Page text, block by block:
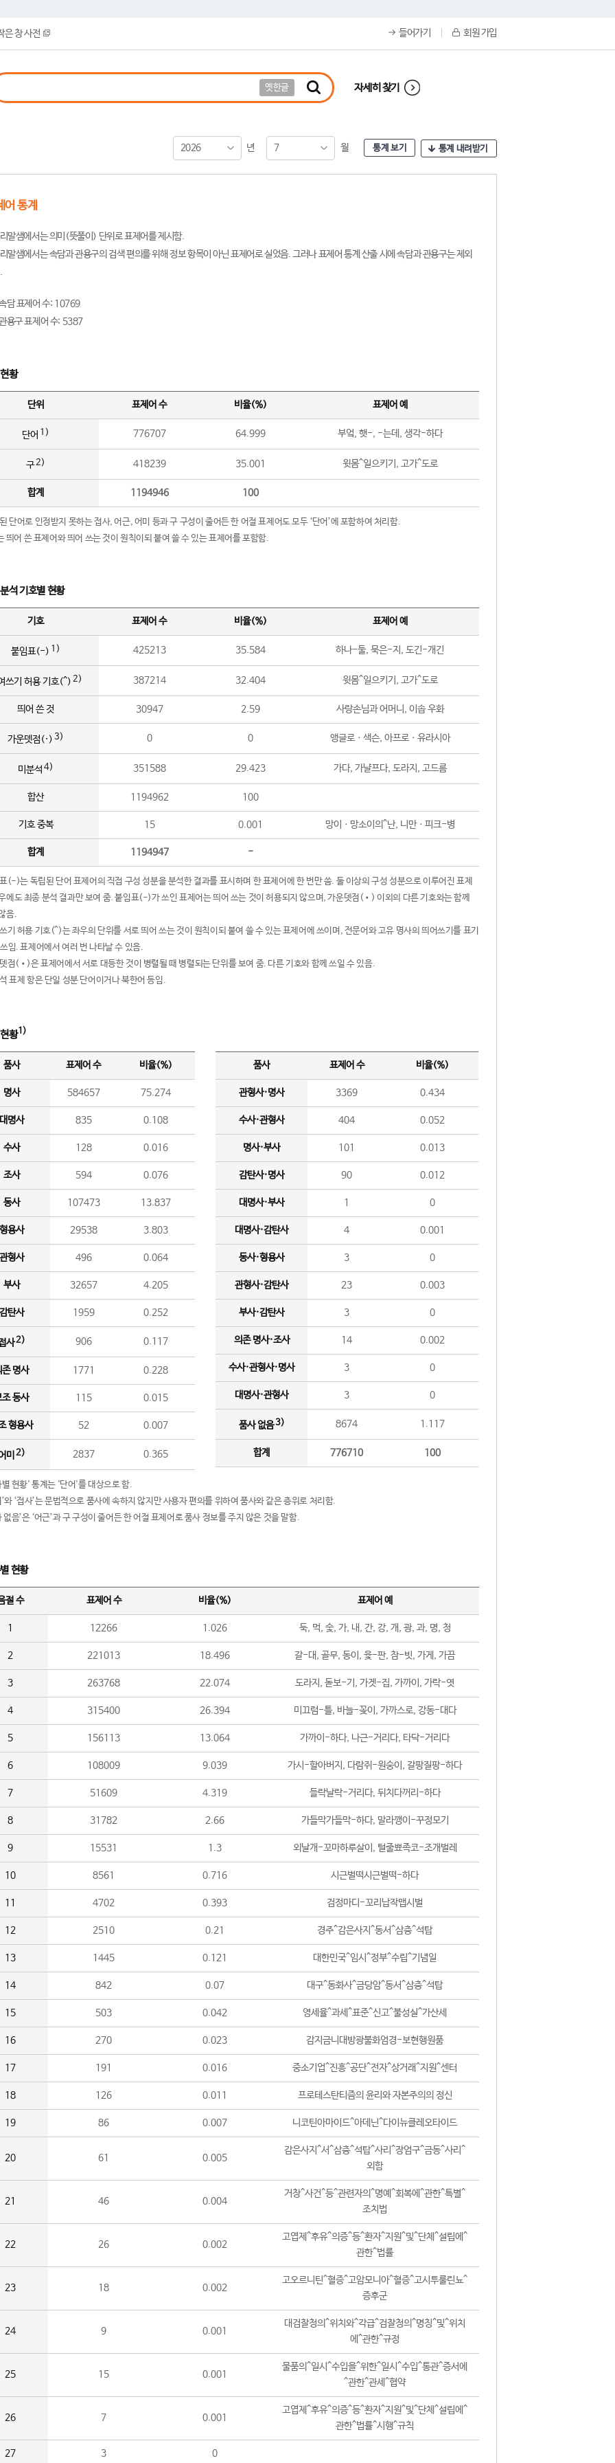
은 창 사전 들어가기 회원 가입
옛한글 자세히 찾기
2026 년 7 월 통계 보기 통계 내려받기
어 통계
말샘에서는 의미(뜻풀이) 단위로 표제어를 제시함.
말샘에서는 속담과 관용구의 검색 편의를 위해 정보 항목이 아닌 표제어로 실었음. 그러나 표제어 통계 산출 시에 속담과 관용구는 제외
담 표제어 수: 10769
용구 표제어 수: 5387
황
단위 표제어 수 비율(%) 표제어 예
단어 1) 776707 64.999 부엌, 햇-, -는데, 생각-하다
구2) 418239 35.001 윗몸^일으키기, 고가^도로
합계 1194946 100
단어로 인정받지 못하는 접사, 어근, 어미 등과 구 구성이 줄어든 한 어절 표제어도 모두 ‘단어’에 포함하여 처리함.
띄어 쓴 표제어와 띄어 쓰는 것이 원칙이되 붙여 쓸 수 있는 표제어를 포함함.
석 기호별 현황
기호 표제어 수 비율(%) 표제어 예
붙임표(-) 1) 425213 35.584 하나-둘, 묵은-지, 도긴-개긴
쓰기 허용 기호(^) 2) 387214 32.404 윗몸^일으키기, 고가^도로
띄어 쓴 것 30947 2.59 사랑손님과 어머니, 이솝 우화
가운뎃점(·) 3) 0 0 앵글로ㆍ색슨, 아프로ㆍ유라시아
미분석 4) 351588 29.423 가다, 가냘프다, 도라지, 고드름
합산 1194962 100
기호 중복 15 0.001 망이ㆍ망소이의^난, 니만ㆍ피크-병
합계 1194947 -
(-)는 독립된 단어 표제어의 직접 구성 성분을 분석한 결과를 표시하며 한 표제어에 한 번만 씀. 둘 이상의 구성 성분으로 이루어진 표제
에도 최종 분석 결과만 보여 줌. 붙임표(-)가 쓰인 표제어는 띄어 쓰는 것이 허용되지 않으며, 가운뎃점(•) 이외의 다른 기호와는 함께
음.
기 허용 기호(^)는 좌우의 단위를 서로 띄어 쓰는 것이 원칙이되 붙여 쓸 수 있는 표제어에 쓰이며, 전문어와 고유 명사의 띄어쓰기를 표기
임. 표제어에서 여러 번 나타날 수 있음.
점(•)은 표제어에서 서로 대등한 것이 병렬될 때 병렬되는 단위를 보여 줌. 다른 기호와 함께 쓰일 수 있음.
표제 항은 단일 성분 단어이거나 북한어 등임.
황1)
품사 표제어 수 비율(%)
명사 584657 75.274
명사 835 0.108
수사 128 0.016
조사 594 0.076
동사 107473 13.837
용사 29538 3.803
형사 496 0.064
부사 32657 4.205
탄사 1959 0.252
사2) 906 0.117
존 명사 1771 0.228
조 동사 115 0.015
형용사 52 0.007
미 2) 2837 0.365
품사 표제어 수 비율(%)
관형사·명사 3369 0.434
수사·관형사 404 0.052
명사·부사 101 0.013
감탄사·명사 90 0.012
대명사·부사 1 0
대명사·감탄사 4 0.001
동사·형용사 3 0
관형사·감탄사 23 0.003
부사·감탄사 3 0
의존 명사·조사 14 0.002
수사·관형사·명사 3 0
대명사·관형사 3 0
품사 없음3) 8674 1.117
합계 776710 100
현황' 통계는 '단어'를 대상으로 함.
와 ‘접사’는 문법적으로 품사에 속하지 않지만 사용자 편의를 위하여 품사와 같은 층위로 처리함.
없음’은 ‘어근’과 구 구성이 줄어든 한 어절 표제어로 품사 정보를 주지 않은 것을 말함.
현황
절 수 표제어 수 비율(%) 표제어 예
1 12266 1.026 둑, 먹, 숯, 가, 내, 간, 강, 개, 광, 과, 명, 청
2 221013 18.496 갈-대, 골무, 동이, 윷-판, 참-빗, 가게, 가끔
3 263768 22.074 도라지, 돋보-기, 가겟-집, 가까이, 가락-엿
4 315400 26.394 미끄럼-틀, 바늘-꽂이, 가까스로, 강동-대다
5 156113 13.064 가까이-하다, 나근-거리다, 타닥-거리다
6 108009 9.039 가시-할아버지, 다람쥐-원숭이, 갈팡질팡-하다
7 51609 4.319 들락날락-거리다, 뒤치다꺼리-하다
8 31782 2.66 가들막가들막-하다, 말라깽이-꾸정모기
9 15531 1.3 외날개-꼬마하루살이, 털줄뾰족코-조개벌레
10 8561 0.716 시근벌떡시근벌떡-하다
11 4702 0.393 검정마디-꼬리납작맵시벌
12 2510 0.21 경주^감은사지^동서^삼층^석탑
13 1445 0.121 대한민국^임시^정부^수립^기념일
14 842 0.07 대구^동화사^금당암^동서^삼층^석탑
15 503 0.042 영세율^과세^표준^신고^불성실^가산세
16 270 0.023 감지금니대방광불화엄경-보현행원품
17 191 0.016 중소기업^진흥^공단^전자^상거래^지원^센터
18 126 0.011 프로테스탄티즘의 윤리와 자본주의의 정신
19 86 0.007 니코틴아마이드^아데닌^다이뉴클레오타이드
20 61 0.005
감은사지^서^삼층^석탑^사리^장엄구^금동^사리^
외함
21 46 0.004
거창^사건^등^관련자의^명예^회복에^관한^특별^
조치법
22 26 0.002
고엽제^후유^의증^등^환자^지원^및^단체^설립에^
관한^법률
23 18 0.002
고오르니틴^혈증^고암모니아^혈증^고시투룰린뇨^
증후군
24 9 0.001
대검찰청의^위치와^각급^검찰청의^명칭^및^위치
에^관한^규정
25 15 0.001
물품의^일시^수입을^위한^일시^수입^통관^증서에
^관한^관세^협약
26 7 0.001
고엽제^후유^의증^등^환자^지원^및^단체^설립에^
관한^법률^시행^규칙
27 3 0